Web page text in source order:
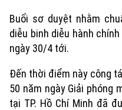
Buổi sơ duyệt nhằm
diễu binh diễu hành
ngày 30/4 tới.
Đến thời điểm này công
50 năm ngày Giải phóng
tại TP. Hồ Chí Minh đã